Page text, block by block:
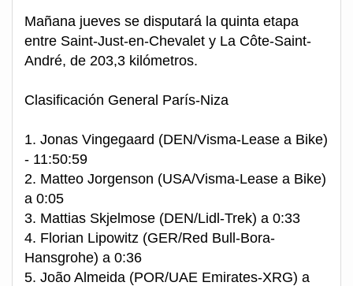
Mañana jueves se disputará la quinta etapa
entre Saint-Just-en-Chevalet y La Côte-Saint-
André, de 203,3 kilómetros.
Clasificación General París-Niza
1. Jonas Vingegaard (DEN/Visma-Lease a Bike)
- 11:50:59
2. Matteo Jorgenson (USA/Visma-Lease a Bike)
a 0:05
3. Mattias Skjelmose (DEN/Lidl-Trek) a 0:33
4. Florian Lipowitz (GER/Red Bull-Bora-
Hansgrohe) a 0:36
5. João Almeida (POR/UAE Emirates-XRG) a